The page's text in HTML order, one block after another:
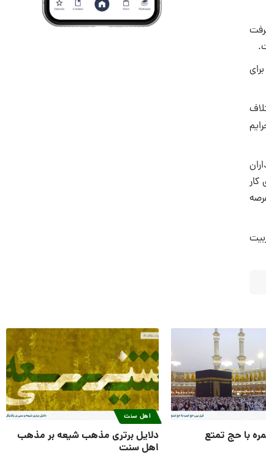
با حج تمتع
اهل سنت
دلایل برتری مذهب شیعه بر مذهب
اهل سنت